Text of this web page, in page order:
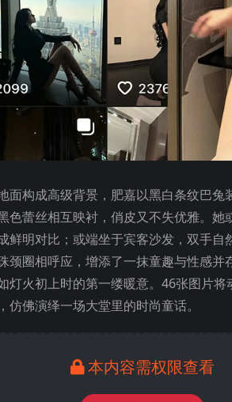
面构成高级背景，肥嘉以黑白条纹巴
色蕾丝相互映衬，俏皮又不失优雅。
鲜明对比；或端坐于宾客沙发，双手自
颈圈相呼应，增添了一抹童趣与性感
灯火初上时的第一缕暖意。46张图片
佛演绎一场大堂里的时尚童话。
本内容需权限查看